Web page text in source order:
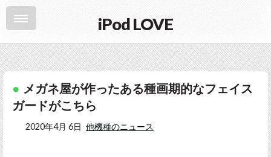
iPod LOVE
メガネ屋が作ったある種画期的なフェイス
ガードがこちら
2020年4月 6日 他機種のニュース